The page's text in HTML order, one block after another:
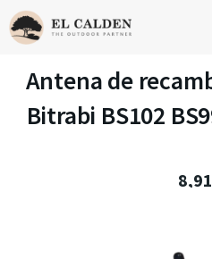
Antena de
Bitrabi BS102
8,91